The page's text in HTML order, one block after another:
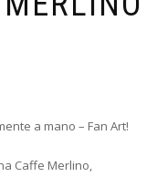
a mano – Fan Art!
Caffe Merlino,